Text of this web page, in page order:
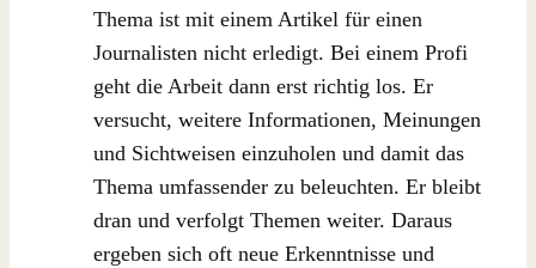
Thema ist mit einem Artikel für einen
Journalisten nicht erledigt. Bei einem Profi
geht die Arbeit dann erst richtig los. Er
versucht, weitere Informationen, Meinungen
und Sichtweisen einzuholen und damit das
Thema umfassender zu beleuchten. Er bleibt
dran und verfolgt Themen weiter. Daraus
ergeben sich oft neue Erkenntnisse und